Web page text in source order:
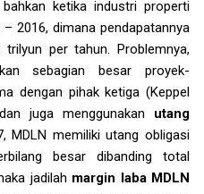
ketika industri properti
2016, dimana pendapatannya
per tahun. Problemnya,
sebagian besar proyek-
dengan pihak ketiga (Keppel
juga menggunakan utang
MDLN memiliki utang obligasi
besar dibanding total
jadilah margin laba MDLN